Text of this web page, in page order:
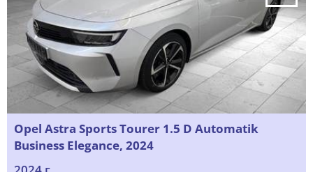
Opel Astra Sports Tourer 1.5 D Automatik
Business Elegance, 2024